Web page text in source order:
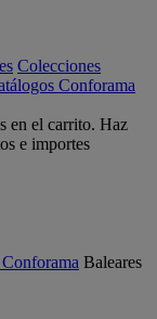
Colecciones
Conforama
en el carrito. Haz
e importes
Baleares